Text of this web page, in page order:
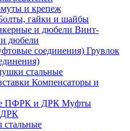
и крепеж
гайки и шайбы
Винт-
дюбели
Грувлок
стальные
Компенсаторы и
Муфты
ДРК